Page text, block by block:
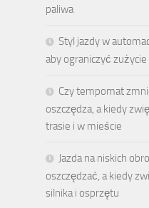
paliwa
Styl jazdy w
aby ograniczyć zużycie
Czy tempomat
oszczędza, a kiedy
trasie i w mieście
Jazda na niskich
oszczędzać, a kiedy
silnika i osprzętu